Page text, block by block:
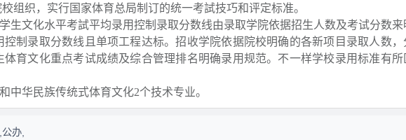
组织，实行国家体育总局制订的统一考試技巧和评定标准。
文化水平考試平均录用控制录取分数线由录取学院依据招生人数及考试分数来
制录取分数线且单项工程达标。招收学院依据院校明确的各新项目录取人数，
育文化重点考试成绩及综合管理排名明确录用规范。不一样学校录用标准有所
华民族传统式体育文化2个技术专业。
办,